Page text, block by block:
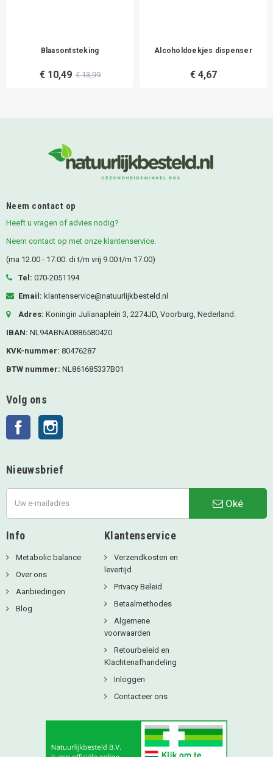
Blaasontsteking
€ 10,49 € 13,99
Alcoholdoekjes dispenser
€ 4,67
Neem contact op
Heeft u vragen of advies nodig?
Neem contact op met onze klantenservice.
(ma 12.00 - 17.00. di t/m vrij 9.00 t/m 17.00)
Tel: 070-2051194
Email: klantenservice@natuurlijkbesteld.nl
Adres: Koningin Julianaplein 3, 2274JD, Voorburg, Nederland.
IBAN: NL94ABNA0886580420
KVK-nummer: 80476287
BTW nummer: NL861685337B01
Volg ons
Facebook
Nieuwsbrief
Oké
Info
Metabolic balance
Over ons
Aanbiedingen
Blog
Klantenservice
Verzendkosten en
levertijd
Privacy Beleid
Betaalmethodes
Algemene
voorwaarden
Retourbeleid en
Klachtenafhandeling
Inloggen
Contacteer ons